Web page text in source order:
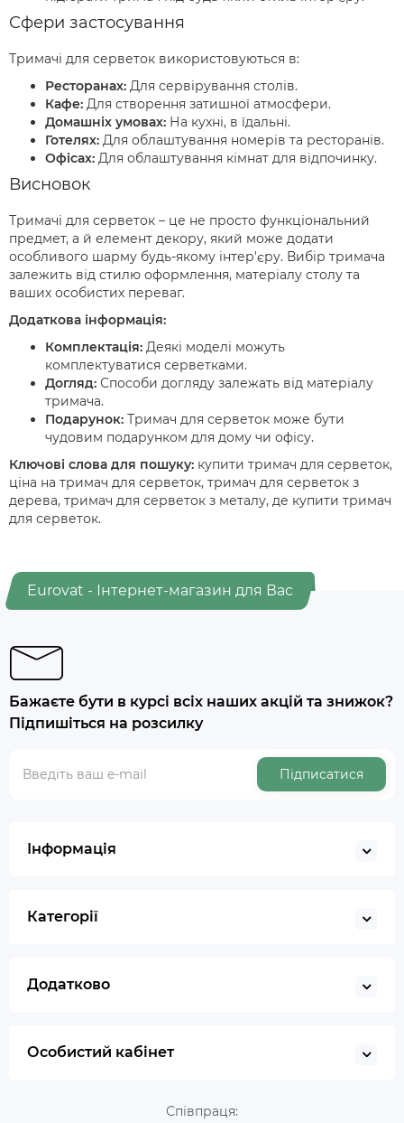
Сфери застосування
Тримачі для серветок використовуються в:
Ресторанах: Для сервірування столів.
Кафе: Для створення затишної атмосфери.
Домашніх умовах: На кухні, в їдальні.
Готелях: Для облаштування номерів та ресторанів.
Офісах: Для облаштування кімнат для відпочинку.
Висновок
Тримачі для серветок – це не просто функціональний
предмет, а й елемент декору, який може додати
особливого шарму будь-якому інтер'єру. Вибір тримача
залежить від стилю оформлення, матеріалу столу та
ваших особистих переваг.
Додаткова інформація:
Комплектація: Деякі моделі можуть
комплектуватися серветками.
Догляд: Способи догляду залежать від матеріалу
тримача.
Подарунок: Тримач для серветок може бути
чудовим подарунком для дому чи офісу.
Ключові слова для пошуку: купити тримач для серветок,
ціна на тримач для серветок, тримач для серветок з
дерева, тримач для серветок з металу, де купити тримач
для серветок.
Eurovat - Інтернет-магазин для Вас
Бажаєте бути в курсі всіх наших акцій та знижок?
Підпишіться на розсилку
Підписатися
Інформація
Категорії
Додатково
Особистий кабінет
Співпраця: